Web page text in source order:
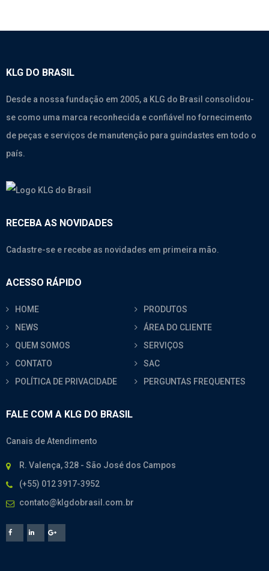
KLG DO BRASIL
Desde a nossa fundação em 2005, a KLG do Brasil consolidou-
se como uma marca reconhecida e confiável no fornecimento
de peças e serviços de manutenção para guindastes em todo o
país.
RECEBA AS NOVIDADES
Cadastre-se e recebe as novidades em primeira mão.
ACESSO RÁPIDO
HOME
PRODUTOS
NEWS
ÁREA DO CLIENTE
QUEM SOMOS
SERVIÇOS
CONTATO
SAC
POLÍTICA DE PRIVACIDADE
PERGUNTAS FREQUENTES
FALE COM A KLG DO BRASIL
Canais de Atendimento
R. Valença, 328 - São José dos Campos
(+55) 012 3917-3952
contato@klgdobrasil.com.br